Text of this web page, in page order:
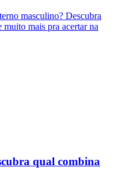
masculino? Descubra
mais pra acertar na
qual combina